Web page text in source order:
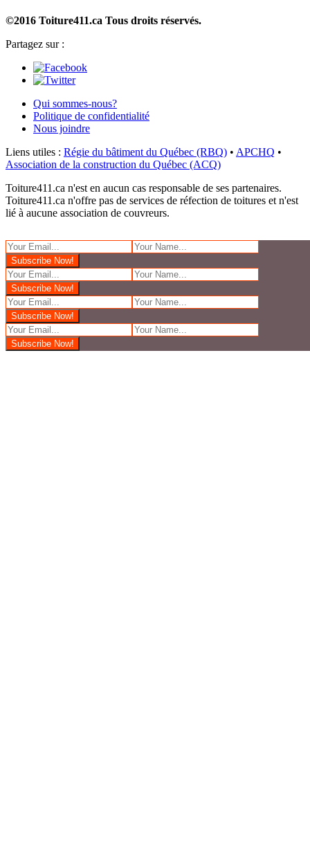
©2016 Toiture411.ca Tous droits réservés.
Partagez sur :
Qui sommes-nous?
Politique de confidentialité
Nous joindre
Liens utiles : Régie du bâtiment du Québec (RBQ) • APCHQ •
Association de la construction du Québec (ACQ)
Toiture411.ca n'est en aucun cas responsable de ses partenaires.
Toiture411.ca n'offre pas de services de réfection de toitures et n'est
lié à aucune association de couvreurs.